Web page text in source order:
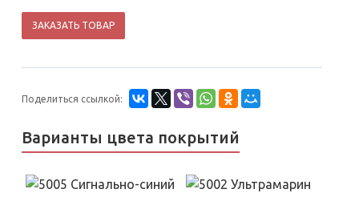
ЗАКАЗАТЬ ТОВАР
Поделиться ссылкой:
Варианты цвета покрытий